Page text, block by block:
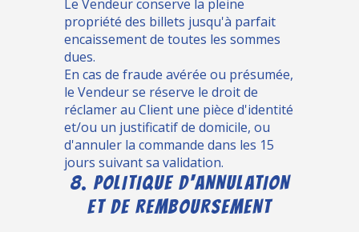
Le Vendeur conserve la pleine
propriété des billets jusqu'à parfait
encaissement de toutes les sommes
dues.
En cas de fraude avérée ou présumée,
le Vendeur se réserve le droit de
réclamer au Client une pièce d'identité
et/ou un justificatif de domicile, ou
d'annuler la commande dans les 15
jours suivant sa validation.
8. POLITIQUE D'ANNULATION
ET DE REMBOURSEMENT